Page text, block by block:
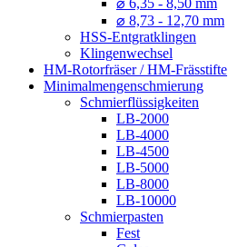
⌀ 6,35 - 8,50 mm
⌀ 8,73 - 12,70 mm
HSS-Entgratklingen
Klingenwechsel
HM-Rotorfräser / HM-Frässtifte
Minimalmengenschmierung
Schmierflüssigkeiten
LB-2000
LB-4000
LB-4500
LB-5000
LB-8000
LB-10000
Schmierpasten
Fest